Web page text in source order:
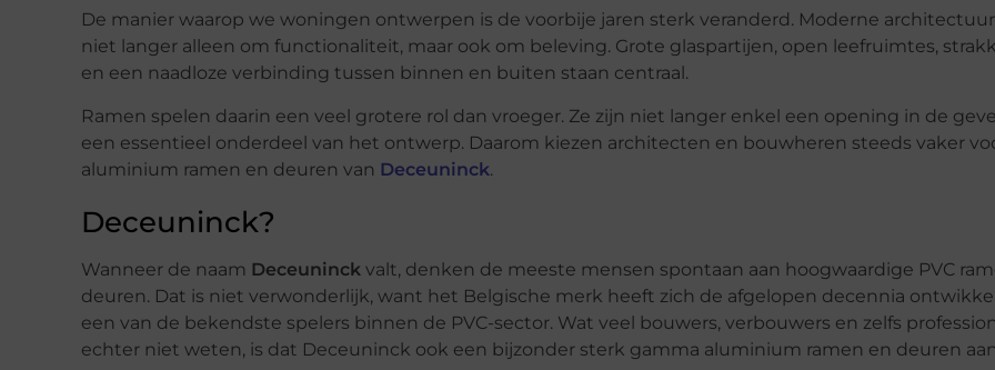
De manier waarop we woningen ontwerpen is de voorbije jaren sterk veranderd. Moderne
niet langer alleen om functionaliteit, maar ook om beleving. Grote glaspartijen, open leefruimtes,
en een naadloze verbinding tussen binnen en buiten staan centraal.
Ramen spelen daarin een veel grotere rol dan vroeger. Ze zijn niet langer enkel een opening in de
een essentieel onderdeel van het ontwerp. Daarom kiezen architecten en bouwheren steeds vaker
aluminium ramen en deuren van Deceuninck.
Deceuninck?
Wanneer de naam Deceuninck valt, denken de meeste mensen spontaan aan hoogwaardige PVC
deuren. Dat is niet verwonderlijk, want het Belgische merk heeft zich de afgelopen decennia
een van de bekendste spelers binnen de PVC-sector. Wat veel bouwers, verbouwers en zelfs
echter niet weten, is dat Deceuninck ook een bijzonder sterk gamma aluminium ramen en deuren